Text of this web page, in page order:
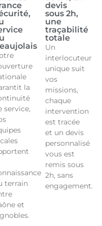
la
service,
terrain
et
devis
sous 2h,
une
traçabilité
totale
Un
interlocuteur
unique suit
vos
missions,
chaque
intervention
est tracée
et un devis
personnalisé
vous est
remis sous
2h, sans
engagement.